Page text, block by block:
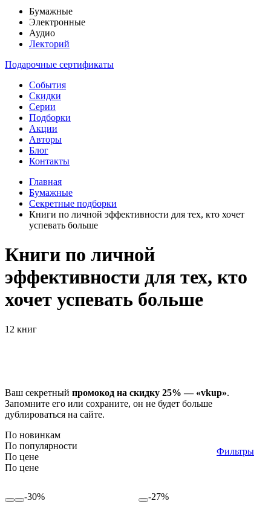
Бумажные
Электронные
Аудио
Лекторий
Подарочные сертификаты
События
Скидки
Серии
Подборки
Акции
Авторы
Блог
Контакты
Главная
Бумажные
Секретные подборки
Книги по личной эффективности для тех, кто хочет
успевать больше
Книги по личной
эффективности для тех, кто
хочет успевать больше
12 книг
Ваш секретный промокод на скидку 25% — «vkup».
Запомните его или сохраните, он не будет больше
дублироваться на сайте.
По новинкам
По популярности
По цене
По цене
Фильтры
-30% -27%